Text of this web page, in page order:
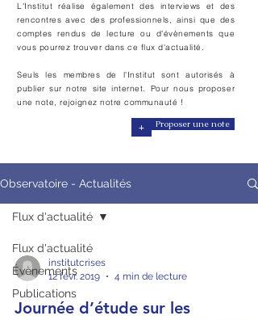
L'Institut réalise également des interviews et des
rencontres avec des professionnels, ainsi que des
comptes rendus de lecture ou d'évènements que
vous pourrez trouver dans ce flux d'actualité.
Seuls les membres de l'Institut sont autorisés à
publier sur notre site internet. Pour nous proposer
une note, rejoignez notre communauté !
+ Proposer une note
Observatoire - Actualités
Flux d'actualité
Évènements
Publications
Flux d'actualité
institutcrises
12 févr. 2019
4 min de lecture
Journée d’étude sur les